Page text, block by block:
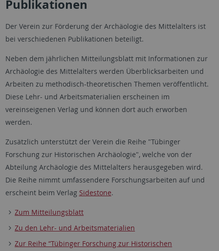
Publikationen
Der Verein zur Förderung der Archäologie des Mittelalters ist
bei verschiedenen Publikationen beteiligt.
Neben dem jährlichen Mitteilungsblatt mit Informationen zur
Archäologie des Mittelalters werden Überblicksarbeiten und
Arbeiten zu methodisch-theoretischen Themen veröffentlicht.
Diese Lehr- und Arbeitsmaterialien erscheinen im
vereinseigenen Verlag und können dort auch erworben
werden.
Zusätzlich unterstützt der Verein die Reihe "Tübinger
Forschung zur Historischen Archäologie", welche von der
Abteilung Archäologie des Mittelalters herausgegeben wird.
Die Reihe nimmt umfassendere Forschungsarbeiten auf und
erscheint beim Verlag Sidestone.
Zum Mitteilungsblatt
Zu den Lehr- und Arbeitsmaterialien
Zur Reihe “Tübinger Forschung zur Historischen